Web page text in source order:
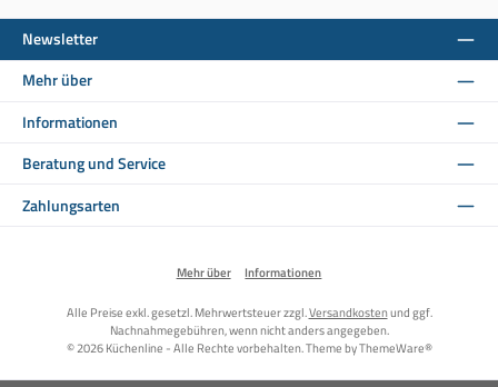
Newsletter
Mehr über
Informationen
Beratung und Service
Zahlungsarten
Mehr über Informationen
Alle Preise exkl. gesetzl. Mehrwertsteuer zzgl.Versandkostenund ggf.
Nachnahmegebühren, wenn nicht anders angegeben.
© 2026 Küchenline - Alle Rechte vorbehalten. Theme byThemeWare®